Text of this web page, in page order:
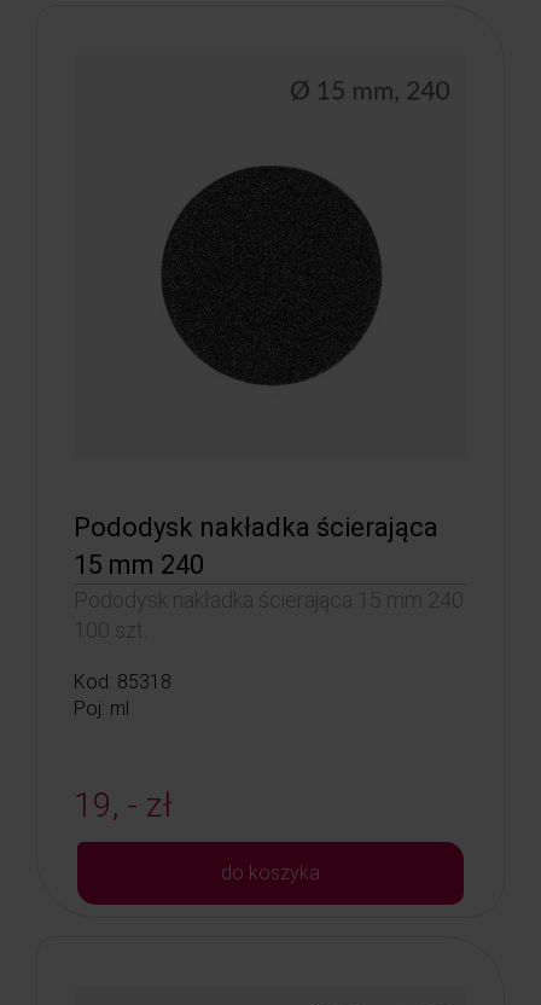
Pododysk nakładka ścierająca
15 mm 240
Pododysk nakładka ścierająca 15 mm 240
100 szt.
Kod: 85318
Poj: ml
19, - zł
do koszyka